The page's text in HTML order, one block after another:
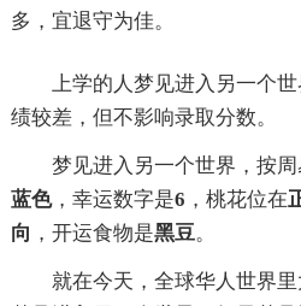
多，宜退守为佳。
上学的人梦见进入另一个
绩较差，但不影响录取分数。
梦见进入另一个世界，按
蓝色，幸运数字是6 ，桃花位在
向 ，开运食物是黑豆。
就在今天，全球华人世界